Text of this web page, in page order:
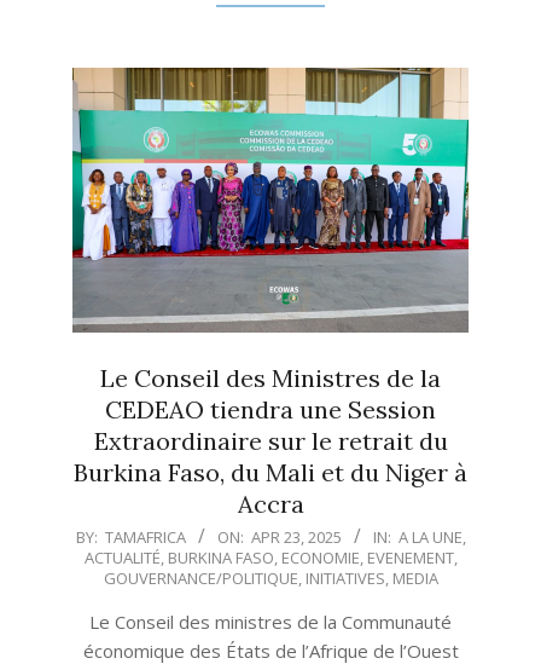
Le Conseil des Ministres de la
CEDEAO tiendra une Session
Extraordinaire sur le retrait du
Burkina Faso, du Mali et du Niger à
Accra
2025-
04-
BY: TAMAFRICA ON: APR 23, 2025 IN: A LA UNE,
ACTUALITÉ, BURKINA FASO, ECONOMIE, EVENEMENT,
GOUVERNANCE/POLITIQUE, INITIATIVES, MEDIA
Le Conseil des ministres de la Communauté
économique des États de l’Afrique de l’Ouest